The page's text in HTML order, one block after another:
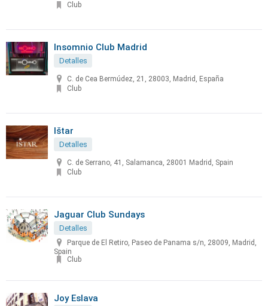
Club
Insomnio Club Madrid
Detalles
C. de Cea Bermúdez, 21, 28003, Madrid, España
Club
Ištar
Detalles
C. de Serrano, 41, Salamanca, 28001 Madrid, Spain
Club
Jaguar Club Sundays
Detalles
Parque de El Retiro, Paseo de Panama s/n, 28009, Madrid,
Spain
Club
Joy Eslava